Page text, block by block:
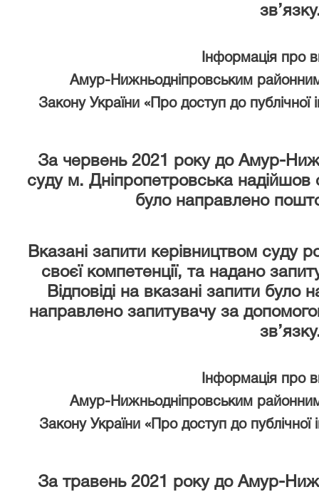
Інформація про
Амур-Нижньодніпровським
Закону України «Про доступ до публічної
За червень 2021 року до Амур-
суду м. Дніпропетровська надійшов
було направлено
Вказані запити керівництвом суду
своєї компетенції, та надано
Відповіді на вказані запити
направлено запитувачу за
Інформація про
Амур-Нижньодніпровським
Закону України «Про доступ до публічної
За травень 2021 року до Амур-